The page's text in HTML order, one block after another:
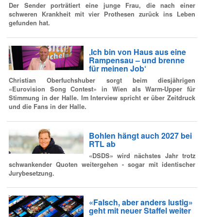
Der Sender porträtiert eine junge Frau, die nach einer
schweren Krankheit mit vier Prothesen zurück ins Leben
gefunden hat.
‚Ich bin von Haus aus eine
Rampensau – und brenne
für meinen Job‘
Christian Oberfuchshuber sorgt beim diesjährigen
«Eurovision Song Contest» in Wien als Warm-Upper für
Stimmung in der Halle. Im Interview spricht er über Zeitdruck
und die Fans in der Halle.
Bohlen hängt auch 2027 bei
RTL ab
«DSDS» wird nächstes Jahr trotz
schwankender Quoten weitergehen - sogar mit identischer
Jurybesetzung.
«Falsch, aber anders lustig»
geht mit neuer Staffel weiter